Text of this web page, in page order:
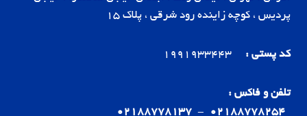
پردیس ، کوچه زاینده رود شرقی ، پلاک 15
کد پستی :
تلفن و فاکس :
02188778254
-
02188778137